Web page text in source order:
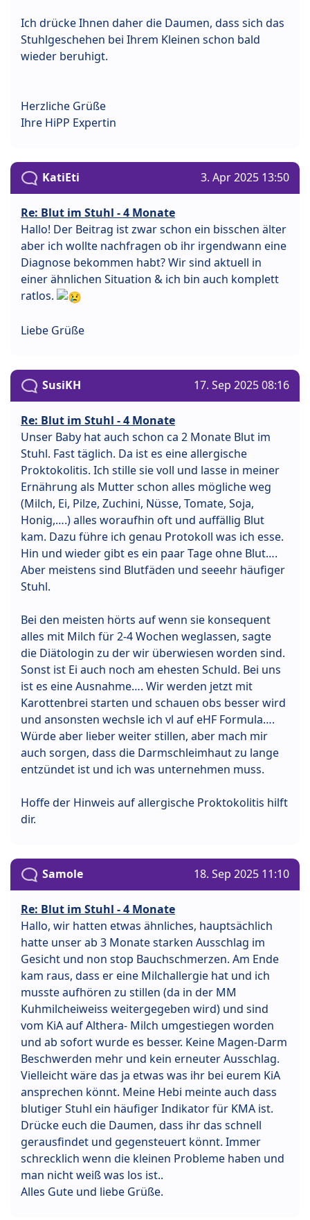
Ich drücke Ihnen daher die Daumen, dass sich das
Stuhlgeschehen bei Ihrem Kleinen schon bald
wieder beruhigt.
Herzliche Grüße
Ihre HiPP Expertin
KatiEti 3. Apr 2025 13:50
Re: Blut im Stuhl - 4 Monate
Hallo! Der Beitrag ist zwar schon ein bisschen älter
aber ich wollte nachfragen ob ihr irgendwann eine
Diagnose bekommen habt? Wir sind aktuell in
einer ähnlichen Situation & ich bin auch komplett
ratlos.
Liebe Grüße
SusiKH 17. Sep 2025 08:16
Re: Blut im Stuhl - 4 Monate
Unser Baby hat auch schon ca 2 Monate Blut im
Stuhl. Fast täglich. Da ist es eine allergische
Proktokolitis. Ich stille sie voll und lasse in meiner
Ernährung als Mutter schon alles mögliche weg
(Milch, Ei, Pilze, Zuchini, Nüsse, Tomate, Soja,
Honig,….) alles woraufhin oft und auffällig Blut
kam. Dazu führe ich genau Protokoll was ich esse.
Hin und wieder gibt es ein paar Tage ohne Blut….
Aber meistens sind Blutfäden und seeehr häufiger
Stuhl.
Bei den meisten hörts auf wenn sie konsequent
alles mit Milch für 2-4 Wochen weglassen, sagte
die Diätologin zu der wir überwiesen worden sind.
Sonst ist Ei auch noch am ehesten Schuld. Bei uns
ist es eine Ausnahme…. Wir werden jetzt mit
Karottenbrei starten und schauen obs besser wird
und ansonsten wechsle ich vl auf eHF Formula….
Würde aber lieber weiter stillen, aber mach mir
auch sorgen, dass die Darmschleimhaut zu lange
entzündet ist und ich was unternehmen muss.
Hoffe der Hinweis auf allergische Proktokolitis hilft
dir.
Samole 18. Sep 2025 11:10
Re: Blut im Stuhl - 4 Monate
Hallo, wir hatten etwas ähnliches, hauptsächlich
hatte unser ab 3 Monate starken Ausschlag im
Gesicht und non stop Bauchschmerzen. Am Ende
kam raus, dass er eine Milchallergie hat und ich
musste aufhören zu stillen (da in der MM
Kuhmilcheiweiss weitergegeben wird) und sind
vom KiA auf Althera- Milch umgestiegen worden
und ab sofort wurde es besser. Keine Magen-Darm
Beschwerden mehr und kein erneuter Ausschlag.
Vielleicht wäre das ja etwas was ihr bei eurem KiA
ansprechen könnt. Meine Hebi meinte auch dass
blutiger Stuhl ein häufiger Indikator für KMA ist.
Drücke euch die Daumen, dass ihr das schnell
gerausfindet und gegensteuert könnt. Immer
schrecklich wenn die kleinen Probleme haben und
man nicht weiß was los ist..
Alles Gute und liebe Grüße.